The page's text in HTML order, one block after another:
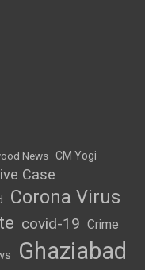
News CM Yogi
Case
Corona Virus
covid-19 Crime
Ghaziabad